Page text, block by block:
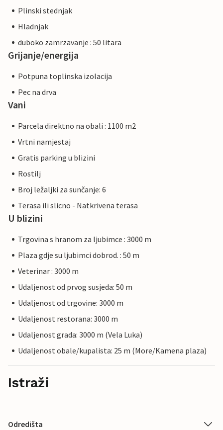
Plinski stednjak
Hladnjak
duboko zamrzavanje : 50 litara
Grijanje/energija
Potpuna toplinska izolacija
Pec na drva
Vani
Parcela direktno na obali : 1100 m2
Vrtni namjestaj
Gratis parking u blizini
Rostilj
Broj ležaljki za sunčanje: 6
Terasa ili slicno - Natkrivena terasa
U blizini
Trgovina s hranom za ljubimce : 3000 m
Plaza gdje su ljubimci dobrod. : 50 m
Veterinar : 3000 m
Udaljenost od prvog susjeda: 50 m
Udaljenost od trgovine: 3000 m
Udaljenost restorana: 3000 m
Udaljenost grada: 3000 m (Vela Luka)
Udaljenost obale/kupalista: 25 m (More/Kamena plaza)
Istraži
Odredišta